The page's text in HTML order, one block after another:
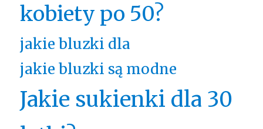
kobiety po 50?
jakie bluzki dla
jakie bluzki są modne
Jakie sukienki dla 30